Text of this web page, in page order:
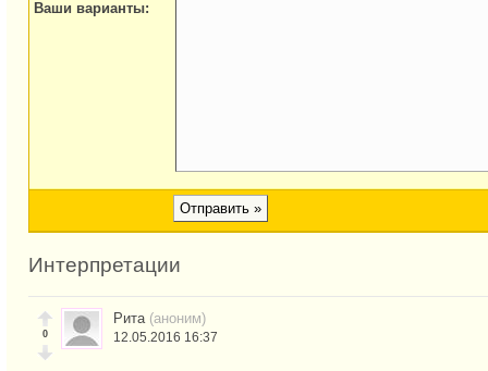
Ваши варианты:
Интерпретации
0
Рита (аноним)
12.05.2016 16:37